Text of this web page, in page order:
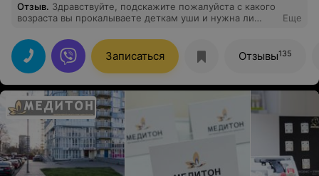
Отзыв. Здравствуйте, подскажите пожалуйста с какого
возраста вы прокалываете деткам уши и нужна ли
Еще
Записаться Отзывы135